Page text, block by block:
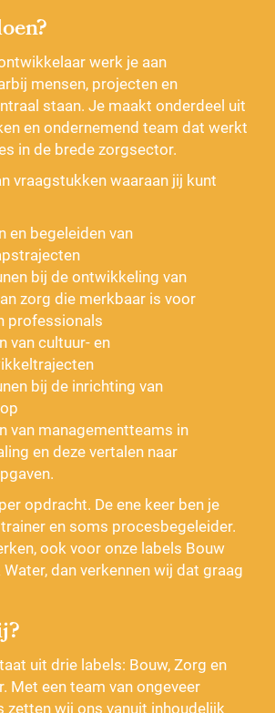
werk je aan
mensen, projecten en
staan. Je maakt onderdeel uit
en ondernemend team dat werkt
in de brede zorgsector.
vraagstukken waaraan jij kunt
en begeleiden van
bij de ontwikkeling van
zorg die merkbaar is voor
professionals
van cultuur- en
bij de inrichting van
van managementteams in
en deze vertalen naar
opdracht. De ene keer ben je
en soms procesbegeleider.
ook voor onze labels Bouw
dan verkennen wij dat graag
uit drie labels: Bouw, Zorg en
Met een team van ongeveer
zetten wij ons vanuit inhoudelijk